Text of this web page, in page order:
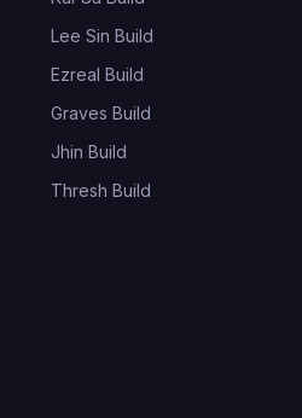
Lee Sin Build
Ezreal Build
Graves Build
Jhin Build
Thresh Build